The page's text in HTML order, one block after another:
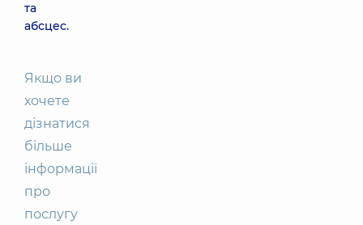
та
абсцес.
Якщо ви
хочете
дізнатися
більше
інформації
про
послугу